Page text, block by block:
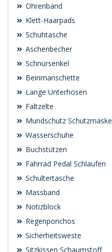
Ohrenband
Klett-Haarpads
Schuhtasche
Aschenbecher
Schnürsenkel
Beinmanschette
Lange Unterhosen
Faltzelte
Mundschutz Schutzmaske
Wasserschuhe
Buchstützen
Fahrrad Pedal Schlaufen
Schultertasche
Massband
Notizblock
Regenponchos
Sicherheitsweste
Sitzkissen Schaumstoff